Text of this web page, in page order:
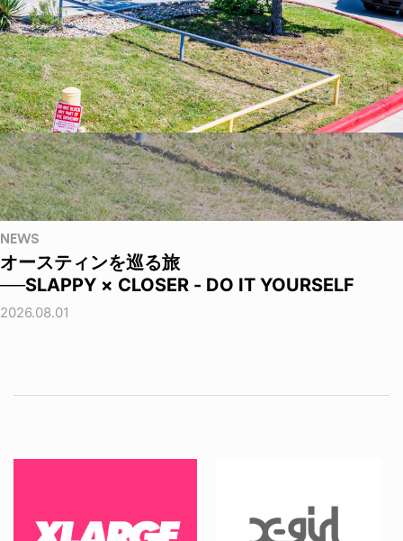
NEWS
オースティンを巡る旅
──SLAPPY × CLOSER - DO IT YOURSELF
2026.08.01